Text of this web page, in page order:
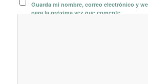
Guarda mi nombre, correo electrónico y
para la próxima vez que comente.